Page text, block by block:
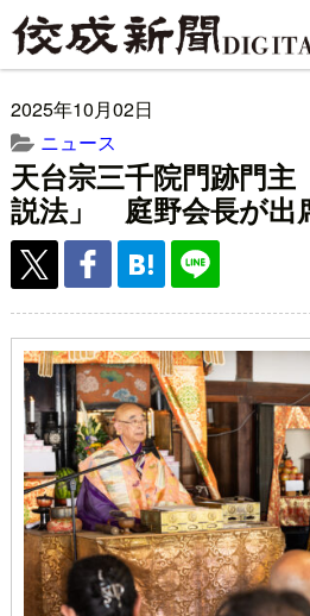
2025年10月02日
ニュース
天台宗三千院門跡門
説法」 庭野会長が出